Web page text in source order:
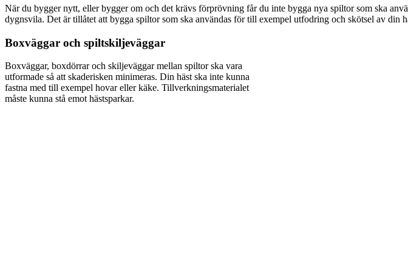
När du bygger nytt, eller bygger om och det krävs förprövning får du inte bygga nya spiltor som ska
dygnsvila. Det är tillåtet att bygga spiltor som ska användas för till exempel utfodring och skötsel av din
Boxväggar och spiltskiljeväggar
Boxväggar, boxdörrar och skiljeväggar mellan spiltor ska vara
utformade så att skaderisken minimeras. Din häst ska inte kunna
fastna med till exempel hovar eller käke. Tillverkningsmaterialet
måste kunna stå emot hästsparkar.